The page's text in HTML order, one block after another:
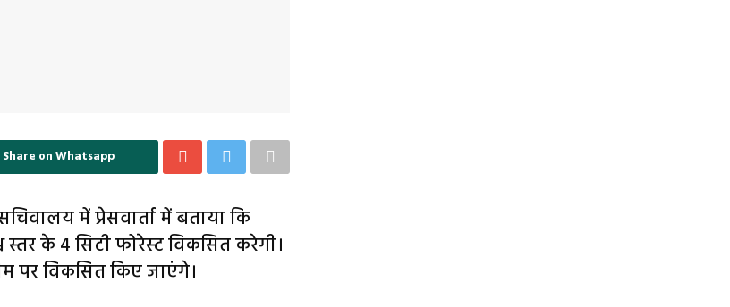
Share on Whatsapp
में प्रेसवार्ता में बताया कि
के 4 सिटी फोरेस्ट विकसित करेगी।
पर विकसित किए जाएंगे।